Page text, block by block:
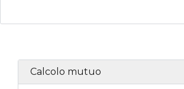
Calcolo mutuo